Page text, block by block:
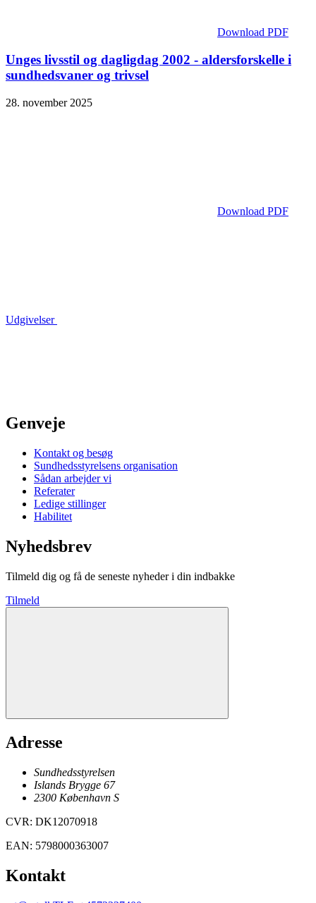
Download PDF
Unges livsstil og dagligdag 2002 - aldersforskelle i
sundhedsvaner og trivsel
28. november 2025
Download PDF
Udgivelser
Genveje
Kontakt og besøg
Sundhedsstyrelsens organisation
Sådan arbejder vi
Referater
Ledige stillinger
Habilitet
Nyhedsbrev
Tilmeld dig og få de seneste nyheder i din indbakke
Tilmeld
Adresse
Sundhedsstyrelsen
Islands Brygge 67
2300 København S
CVR: DK12070918
EAN: 5798000363007
Kontakt